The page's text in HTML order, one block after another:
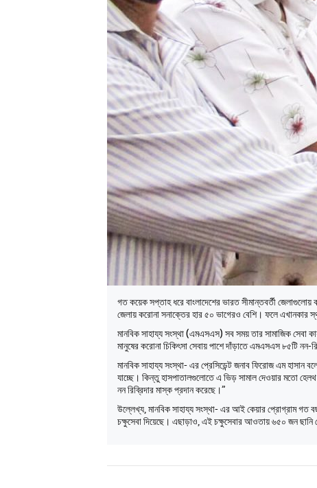
গত কয়েক সপ্তাহ ধরে বাংলাদেশের ভারত সীমান্তবর্তী জেলাগুলোয়
জেলায় করোনা সনাক্তের হার ৫০ ভাগেরও বেশি। ফলে এখানকার
মানবিক সাহায্য সংস্থা (এমএসএস) সব সময় তার সামাজিক সেবা
মানুষের করোনা চিকিৎসা সেবায় পাশে দাঁড়াতে এমএসএস ৮৫টি
মানবিক সাহায্য সংস্থা- এর প্রেসিডেন্ট জনাব ফিরোজ এম হাসান
যাচ্ছে। কিন্তু হাসপাতালগুলোতে এ ভিড় সামাল দেওয়ার মতো
নন রিব্রিদার মাস্ক প্রদান করেছে।”
উল্লেখ্য, মানবিক সাহায্য সংস্থা- এর আই কেয়ার প্রোগ্রাম গত
চক্ষুসেবা দিয়েছে। এছাড়াও, এই চক্ষুসেবার আওতায় ৬৫০ জন ছানি